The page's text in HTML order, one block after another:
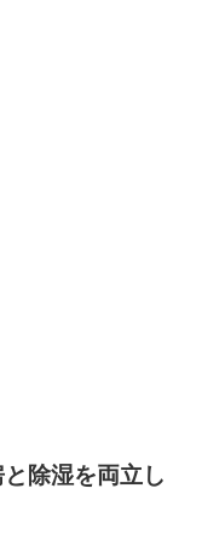
除湿を両立し